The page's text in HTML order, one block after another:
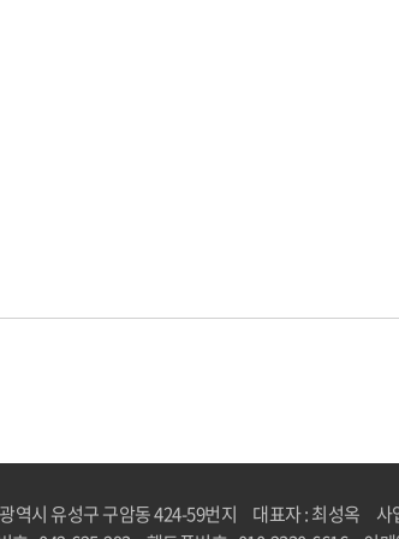
역시 유성구 구암동 424-59번지 대표자 : 최성옥
사